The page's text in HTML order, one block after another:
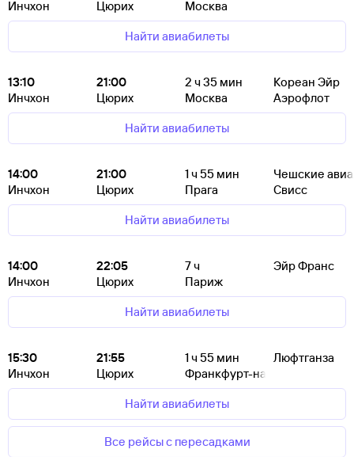
Инчхон
Цюрих
Москва
Найти авиабилеты
13:10
Инчхон
21:00
Цюрих
2 ч 35 мин
Москва
Кореан Эйр
Аэрофлот
Найти авиабилеты
14:00
Инчхон
21:00
Цюрих
1ч 55 мин
Прага
Чешские
Свисс
Найти авиабилеты
14:00
Инчхон
22:05
Цюрих
7ч
Париж
Эйр Франс
Найти авиабилеты
15:30
Инчхон
21:55
Цюрих
1ч 55 мин
Франкфурт-на-Майне
Люфтганза
Найти авиабилеты
Все рейсы с пересадками